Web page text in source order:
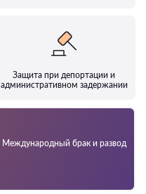
Защита при депортации и
административном задержании
Международный брак и развод